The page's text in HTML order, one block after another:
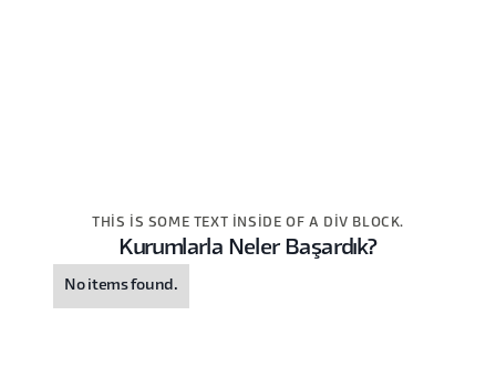
THIS IS SOME TEXT INSIDE OF A DIV BLOCK.
Kurumlarla Neler Başardık?
No items found.